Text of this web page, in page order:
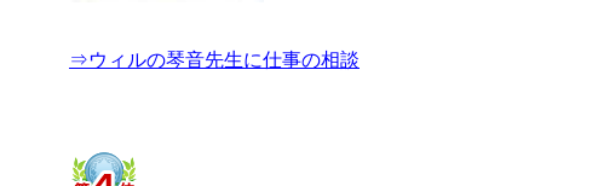
⇒ウィルの琴音先生に仕事の相談